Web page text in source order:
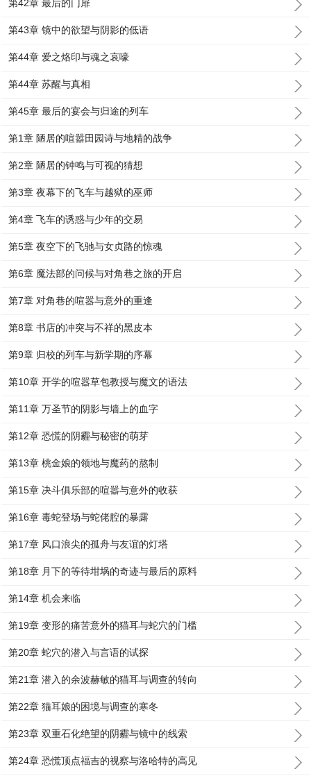
第42章 最后的门扉
第43章 镜中的欲望与阴影的低语
第44章 爱之烙印与魂之哀嚎
第44章 苏醒与真相
第45章 最后的宴会与归途的列车
第1章 陋居的喧嚣田园诗与地精的战争
第2章 陋居的钟鸣与可视的猜想
第3章 夜幕下的飞车与越狱的巫师
第4章 飞车的诱惑与少年的交易
第5章 夜空下的飞驰与女贞路的惊魂
第6章 魔法部的问候与对角巷之旅的开启
第7章 对角巷的喧嚣与意外的重逢
第8章 书店的冲突与不祥的黑皮本
第9章 归校的列车与新学期的序幕
第10章 开学的喧嚣草包教授与魔文的语法
第11章 万圣节的阴影与墙上的血字
第12章 恐慌的阴霾与秘密的萌芽
第13章 桃金娘的领地与魔药的熬制
第15章 决斗俱乐部的喧嚣与意外的收获
第16章 毒蛇登场与蛇佬腔的暴露
第17章 风口浪尖的孤舟与友谊的灯塔
第18章 月下的等待坩埚的奇迹与最后的原料
第14章 机会来临
第19章 变形的痛苦意外的猫耳与蛇穴的门槛
第20章 蛇穴的潜入与言语的试探
第21章 潜入的余波赫敏的猫耳与调查的转向
第22章 猫耳娘的困境与调查的寒冬
第23章 双重石化绝望的阴霾与镜中的线索
第24章 恐慌顶点福吉的视察与洛哈特的高见